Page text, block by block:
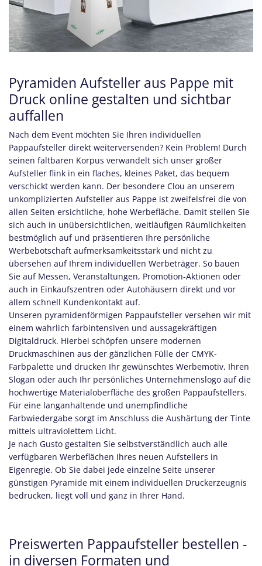
Pyramiden Aufsteller aus Pappe mit
Druck online gestalten und sichtbar
auffallen
Nach dem Event möchten Sie Ihren individuellen
Pappaufsteller direkt weiterversenden? Kein Problem! Durch
seinen faltbaren Korpus verwandelt sich unser großer
Aufsteller flink in ein flaches, kleines Paket, das bequem
verschickt werden kann. Der besondere Clou an unserem
unkomplizierten Aufsteller aus Pappe ist zweifelsfrei die von
allen Seiten ersichtliche, hohe Werbefläche. Damit stellen Sie
sich auch in unübersichtlichen, weitläufigen Räumlichkeiten
bestmöglich auf und präsentieren Ihre persönliche
Werbebotschaft aufmerksamkeitsstark und nicht zu
übersehen auf Ihrem individuellen Werbeträger. So bauen
Sie auf Messen, Veranstaltungen, Promotion-Aktionen oder
auch in Einkaufszentren oder Autohäusern direkt und vor
allem schnell Kundenkontakt auf.
Unseren pyramidenförmigen Pappaufsteller versehen wir mit
einem wahrlich farbintensiven und aussagekräftigen
Digitaldruck. Hierbei schöpfen unsere modernen
Druckmaschinen aus der gänzlichen Fülle der CMYK-
Farbpalette und drucken Ihr gewünschtes Werbemotiv, Ihren
Slogan oder auch Ihr persönliches Unternehmenslogo auf die
hochwertige Materialoberfläche des großen Pappaufstellers.
Für eine langanhaltende und unempfindliche
Farbwiedergabe sorgt im Anschluss die Aushärtung der Tinte
mittels ultraviolettem Licht.
Je nach Gusto gestalten Sie selbstverständlich auch alle
verfügbaren Werbeflächen Ihres neuen Aufstellers in
Eigenregie. Ob Sie dabei jede einzelne Seite unserer
günstigen Pyramide mit einem individuellen Druckerzeugnis
bedrucken, liegt voll und ganz in Ihrer Hand.
Preiswerten Pappaufsteller bestellen -
in diversen Formaten und